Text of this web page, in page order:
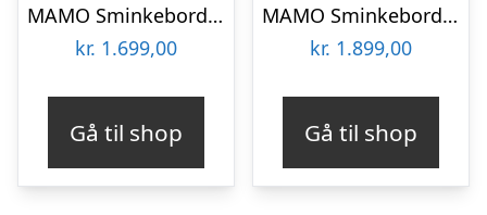
MAMO Sminkebord med spejl – 65x35cm Petrol Blå
kr. 1.699,00
Gå til shop
MAMO Sminkebord med spejl – 105x35cm Marineblå
kr. 1.899,00
Gå til shop